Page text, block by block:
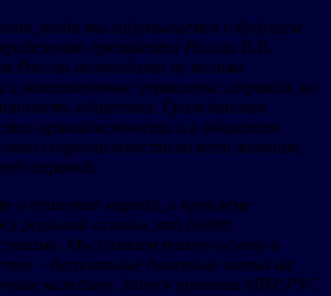
когда мы задумываемся о будущем
президента России В.В.
России необходимы не только
и компетентное управление страной, но
общества. Гражданская
принадлежности и к общности
сопричастности ко всем задачам,
страной.
о единстве народа, о проблеме
реальной основы это будет
Мы создаём такую основу в
– бесплатные доменные имена на
каждому. Запуск проекта МИР.РУС